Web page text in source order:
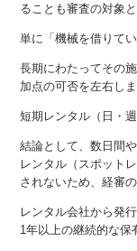
ることも審査の対象と
単に「機械を借りて
長期にわたってその
加点の可否を左右しま
短期レンタル（日・
結論として、数日間
レンタル（スポット
されないため、経審
レンタル会社から発
1年以上の継続的な保